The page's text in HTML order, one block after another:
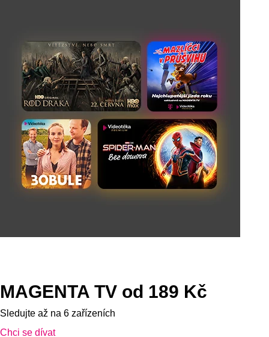
MAGENTA TV od 189 Kč
Sledujte až na 6 zařízeních
Chci se dívat